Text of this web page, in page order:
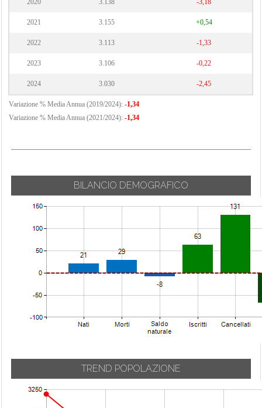
Crosia
Diamante
Dipignano
Domanico
Piane Crati
Pietrafitta
Pietrapaola
Praia a Mare
Spezzano
Albanese
Sila
Terranova da
Tortora
Trebisacce
Vaccarizzo
Verbicaro
Villapiana
2020 3.138 -3,18
2021 3.155 +0,54
2022 3.113 -1,33
2023 3.106 -0,22
2024 3.030 -2,45
Variazione % Media Annua (2019/2024): -1,34
Variazione % Media Annua (2021/2024): -1,34
BILANCIO DEMOGRAFICO
TREND POPOLAZIONE